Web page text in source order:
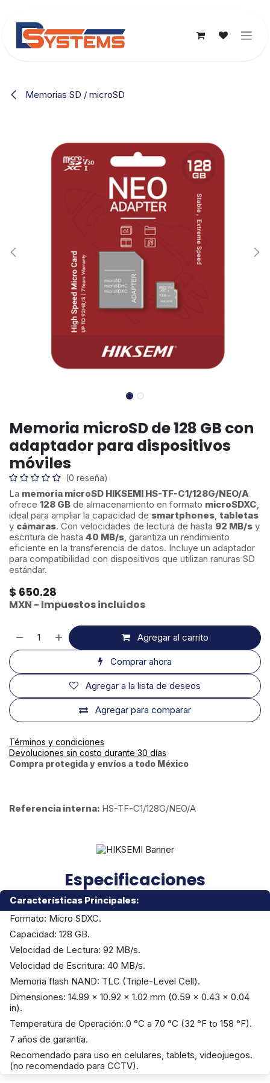
Memorias SD / microSD
Memoria microSD de 128 GB con
adaptador para dispositivos
móviles
(0 reseña)
La memoria microSD HIKSEMI HS-TF-C1/128G/NEO/A
ofrece 128 GB de almacenamiento en formato microSDXC,
ideal para ampliar la capacidad de smartphones, tabletas
y cámaras. Con velocidades de lectura de hasta 92 MB/s y
escritura de hasta 40 MB/s, garantiza un rendimiento
eficiente en la transferencia de datos. Incluye un adaptador
para compatibilidad con dispositivos que utilizan ranuras SD
estándar.
$ 650.28
MXN - Impuestos incluidos
Agregar al carrito
Comprar ahora
Agregar para comparar
Agregar a la lista de deseos
Términos y condiciones
Devoluciones sin costo durante 30 días
Compra protegida y envíos a todo México
Referencia interna: HS-TF-C1/128G/NEO/A
Especificaciones
Características Principales:
Formato: Micro SDXC.
Capacidad: 128 GB.
Velocidad de Lectura: 92 MB/s.
Velocidad de Escritura: 40 MB/s.
Memoria flash NAND: TLC (Triple-Level Cell).
Dimensiones: 14.99 x 10.92 x 1.02 mm (0.59 x 0.43 x 0.04
in).
Temperatura de Operación: 0 °C a 70 °C (32 °F to 158 °F).
7 años de garantía.
Recomendado para uso en celulares, tablets, videojuegos.
(no recomendado para CCTV).